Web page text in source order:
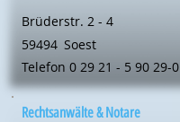
Brüderstr. 2 - 4
59494 Soest
Telefon 0 29 21 - 5 90 29-0
Rechtsanwälte & Notare